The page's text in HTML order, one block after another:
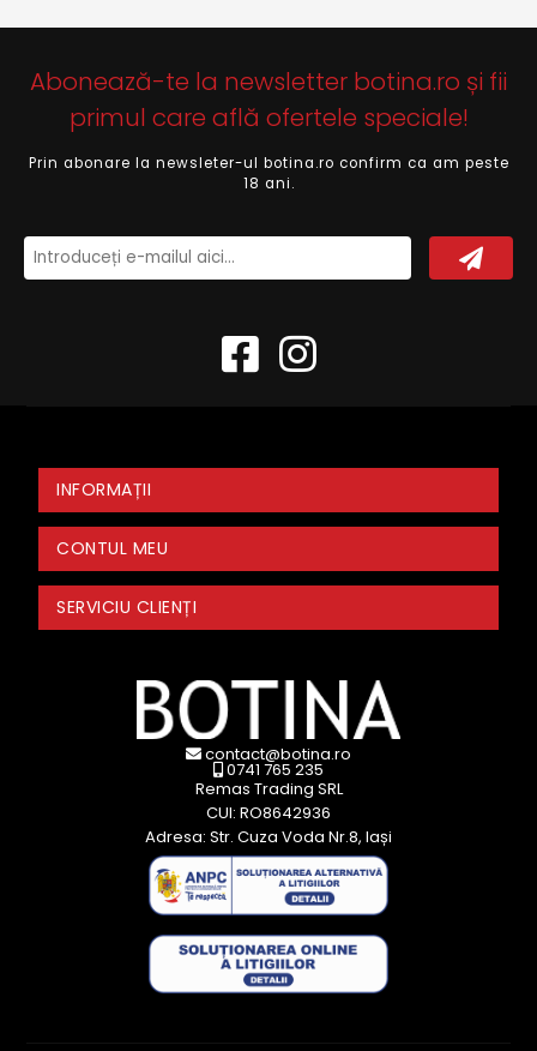
Abonează-te la newsletter botina.ro și fii
primul care află ofertele speciale!
Prin abonare la newsleter-ul botina.ro confirm ca am peste
18 ani.
INFORMAȚII
CONTUL MEU
SERVICIU CLIENȚI
contact@botina.ro
0741 765 235
Remas Trading SRL
CUI: RO8642936
Adresa: Str. Cuza Voda Nr.8, Iași